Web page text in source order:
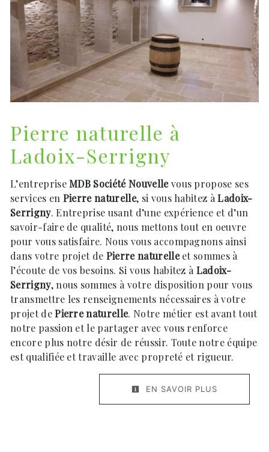
Pierre naturelle à
Ladoix-Serrigny
L’entrepriseMDB Société Nouvellevous propose ses
services en Pierre naturelle, si vous habitez àLadoix-
Serrigny. Entreprise usant d’une expérience et d’un
savoir-faire de qualité, nous mettons tout en oeuvre
pour vous satisfaire. Nous vous accompagnons ainsi
dans votre projet de Pierre naturelleet sommes à
l’écoute de vos besoins. Si vous habitez à Ladoix-
Serrigny, nous sommes à votre disposition pour vous
transmettre les renseignements nécessaires à votre
projet dePierre naturelle. Notre métier est avant tout
notre passion et le partager avec vous renforce
encore plus notre désir de réussir. Toute notre équipe
est qualifiée et travaille avec propreté et rigueur.
EN SAVOIR PLUS